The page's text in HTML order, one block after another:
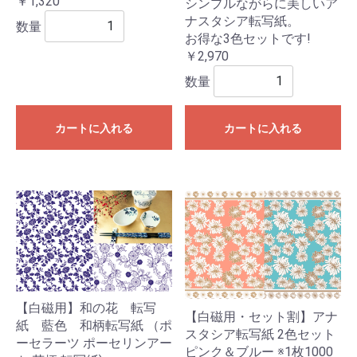
数量
カートに入れる
シンプルながらに美しいア
ナスタシア転写紙。
お得な3色セットです!
￥2,970
数量
カートに入れる
【白磁用】和の花 転写
紙 藍色 和柄転写紙 （ポ
ーセラーツ ポーセリンアー
【白磁用・セット割】アナ
スタシア転写紙 2色セット
ピンク＆ブルー ※1枚1000